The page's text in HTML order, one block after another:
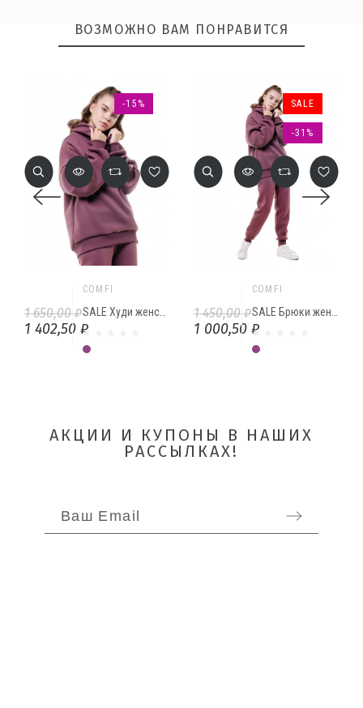
ОТПРАВИТЬ
ВОЗМОЖНО ВАМ ПОНРАВИТСЯ
COMFI
SALE Худи женское с начесом PLUM
1 650,00 ₽
1 402,50 ₽
-15%
Сливовый
COMFI
1 450,00 ₽
1 000,50 ₽
SALE
-31%
Сливовый
АКЦИИ И КУПОНЫ В НАШИХ
РАССЫЛКАХ!